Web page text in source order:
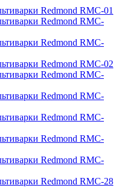
Redmond RMC-01
Redmond RMC-
Redmond RMC-
Redmond RMC-02
Redmond RMC-
Redmond RMC-
Redmond RMC-
Redmond RMC-
Redmond RMC-
Redmond RMC-28